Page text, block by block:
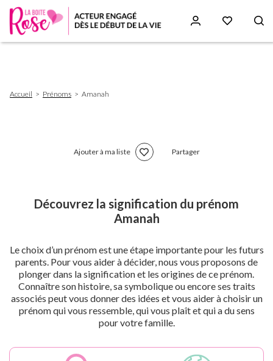
d'Ariane
Accueil Prénoms Amanah
Ajouter à ma liste Partager
Découvrez la signification du prénom
Amanah
Le choix d’un prénom est une étape importante pour les futurs
parents. Pour vous aider à décider, nous vous proposons de
plonger dans la signification et les origines de ce prénom.
Connaître son histoire, sa symbolique ou encore ses traits
associés peut vous donner des idées et vous aider à choisir un
prénom qui vous ressemble, qui vous plaît et qui a du sens
pour votre famille.